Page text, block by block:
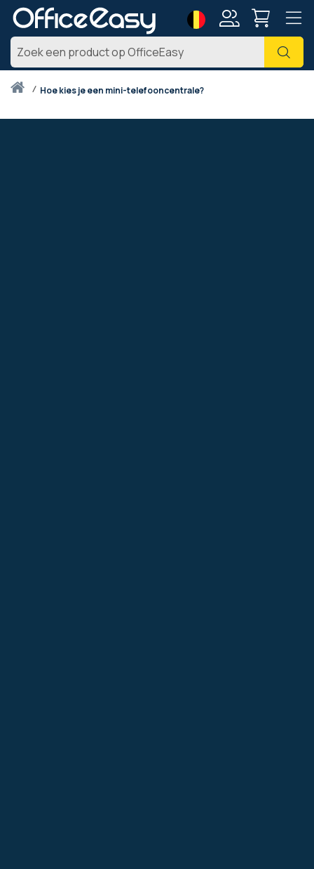
Taal
Zoek
Thuishoe kies je een mini-telefooncentrale?